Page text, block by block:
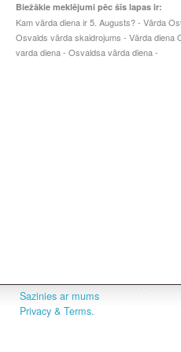
Biežākie meklējumi pēc šīs lapas ir:
Kam vārda diena ir 5. Augusts? - Vārda
Osvalds vārda skaidrojums - Vārda diena
varda diena - Osvaldsa vārda diena -
Sazinies ar mums
Privacy & Terms.